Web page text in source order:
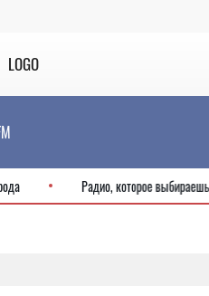
LOGO
города Радио, которое